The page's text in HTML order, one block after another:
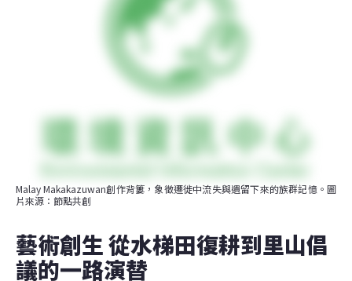
Malay Makakazuwan創作背簍，象徵遷徙中流失與遺留下來的族群記憶。圖
片來源：節點共創
藝術創生 從水梯田復耕到里山倡
議的一路演替